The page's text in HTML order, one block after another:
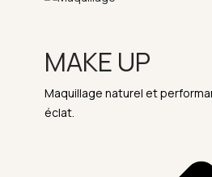
MAKE UP
Maquillage naturel et
éclat.